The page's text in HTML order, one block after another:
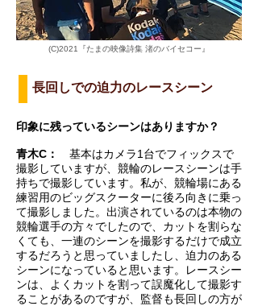
(C)2021『たまの映像詩集 渚のバイセコー』
長回しでの迫力のレースシーン
印象に残っているシーンはありますか？
青木C：
基本はカメラ1台でフィックスで
撮影していますが、競輪のレースシーンは手
持ちで撮影しています。私が、競輪場にある
練習用のビッグスクーターに後ろ向きに乗っ
て撮影しました。出演されているのは本物の
競輪選手の方々でしたので、カットを割らな
くても、一連のシーンを撮影するだけで成立
するだろうと思っていましたし、迫力のある
シーンになっていると思います。レースシー
ンは、よくカットを割って誤魔化して撮影す
ることがあるのですが、監督も長回しの方が